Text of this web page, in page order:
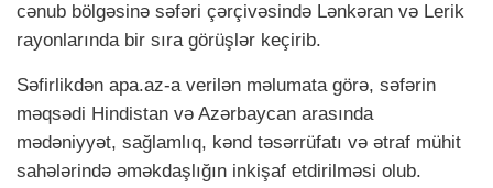
cənub bölgəsinə səfəri çərçivəsində Lənkəran və Lerik
rayonlarında bir sıra görüşlər keçirib.
Səfirlikdən apa.az-a verilən məlumata görə, səfərin
məqsədi Hindistan və Azərbaycan arasında
mədəniyyət, sağlamlıq, kənd təsərrüfatı və ətraf mühit
sahələrində əməkdaşlığın inkişaf etdirilməsi olub.